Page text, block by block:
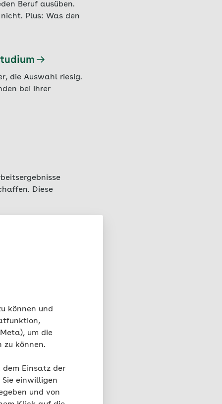
können und
um die
zu können.
Einsatz der
einwilligen
und von
Beruf ausüben.
Plus: Was den
die Auswahl riesig.
bei ihrer
Diese
und junge
Pflegeheim
Jugendliche in die
aus ihrem